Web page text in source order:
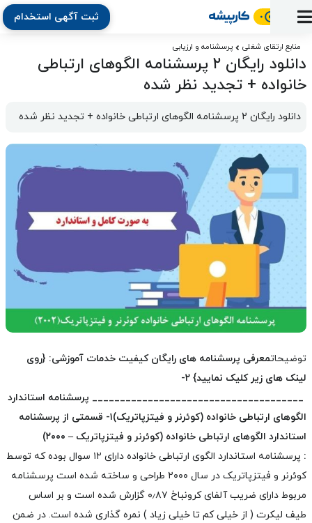
پنل
استخدام
به
کار
ثبت
رزومه
آگهی
آماده
به
ثبت
آگهی
استخدام
نشان
شده‌ها
تبادل
نظر
منابع
ارتقای
دوره
مقاله
نرم‌افزار
استخدام
بلاگ
جستجوی
(رزومه)
بخش
کارفرمایان
ثبت آگهی استخدام
منابع ارتقای شغلی پرسشنامه و ارزیابی
دانلود رایگان ۲ پرسشنامه الگوهای ارتباطی
خانواده + تجدید نظر شده
دانلود رایگان 2 پرسشنامه الگوهای ارتباطی خانواده + تجدید نظر شده
توضیحاتمعرفی پرسشنامه های رایگان کیفیت خدمات آموزشی: {روی
لینک های زیر کلیک نمایید} ۲-
______________________________________ پرسشنامه استاندارد
الگوهای ارتباطی خانواده (کوئرنر و فیتزپاتریک) ۱- قسمتی از پرسشنامه
استاندارد الگوهای ارتباطی خانواده (کوئرنر و فیتزپاتریک – ۲۰۰۰)
:
پرسشنامه استاندارد الگوی ارتباطی خانواده دارای ۱۲ سوال بوده که توسط
کوئرنر و فیتزپاتریک در سال ۲۰۰۰ طراحی و ساخته شده است پرسشنامه
مربوط دارای ضریب آلفای کرونباخ ۰٫۸۷ گزارش شده است و بر اساس
طیف لیکرت ( از خیلی کم تا خیلی زیاد ) نمره گذاری شده است. در ضمن